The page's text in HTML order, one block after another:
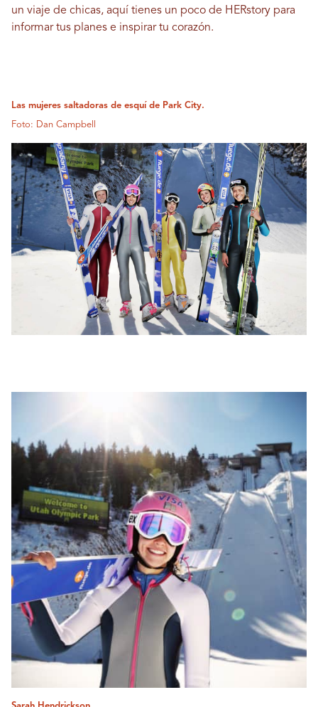
un viaje de chicas, aquí tienes un poco de HERstory para
informar tus planes e inspirar tu corazón.
Las mujeres saltadoras de esquí de Park City.
Foto: Dan Campbell